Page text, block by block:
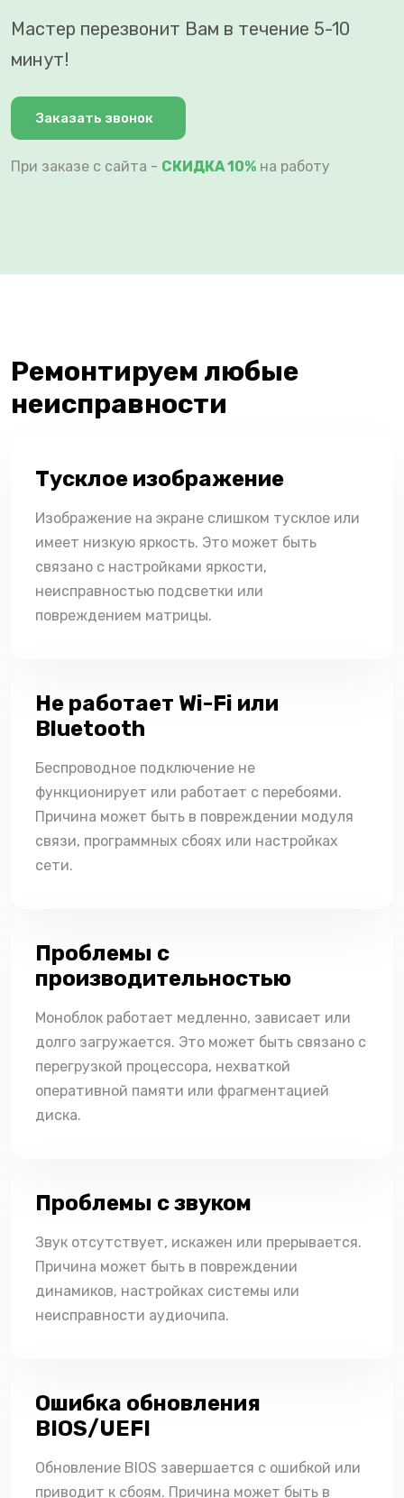
Мастер перезвонит Вам в течение 5-10
минут!
Заказать звонок
При заказе с сайта - СКИДКА 10% на работу
Ремонтируем любые
неисправности
Тусклое изображение
Изображение на экране слишком тусклое или
имеет низкую яркость. Это может быть
связано с настройками яркости,
неисправностью подсветки или
повреждением матрицы.
Не работает Wi-Fi или
Bluetooth
Беспроводное подключение не
функционирует или работает с перебоями.
Причина может быть в повреждении модуля
связи, программных сбоях или настройках
сети.
Проблемы с
производительностью
Моноблок работает медленно, зависает или
долго загружается. Это может быть связано с
перегрузкой процессора, нехваткой
оперативной памяти или фрагментацией
диска.
Проблемы с звуком
Звук отсутствует, искажен или прерывается.
Причина может быть в повреждении
динамиков, настройках системы или
неисправности аудиочипа.
Ошибка обновления
BIOS/UEFI
Обновление BIOS завершается с ошибкой или
приводит к сбоям. Причина может быть в